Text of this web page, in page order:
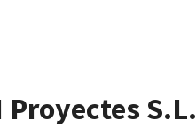
S.L.